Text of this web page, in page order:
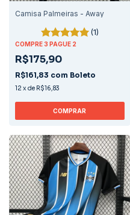
Camisa Palmeiras - Away
(1)
COMPRE 3 PAGUE 2
R$175,90
R$161,83 com Boleto
12 xde R$16,83
COMPRAR